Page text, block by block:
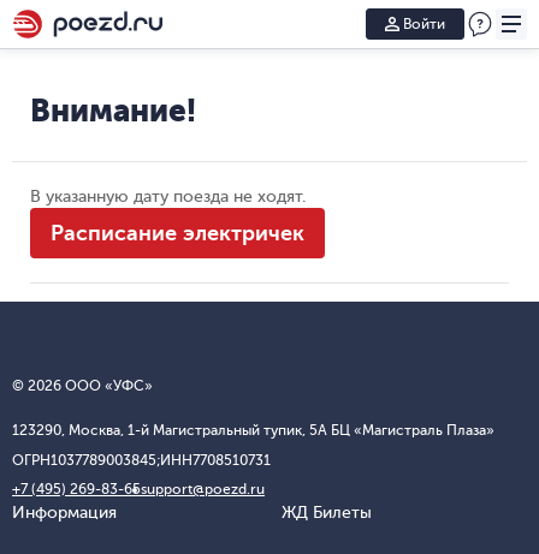
Войти
Внимание!
В указанную дату поезда не ходят.
Расписание электричек
© 2026 ООО «УФС»
123290, Москва, 1-й Магистральный тупик, 5А БЦ «Магистраль Плаза»
ОГРН1037789003845;ИНН7708510731
+7 (495) 269-83-65support@poezd.ru
Информация ЖД Билеты